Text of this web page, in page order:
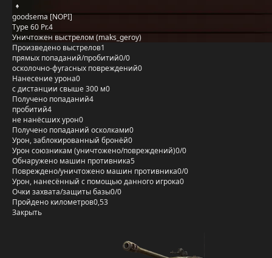
goodsema [NOPI]
Type 60 Pr.4
Уничтожен выстрелом (maks_geroy)
Произведено выстрелов1
прямых попаданий/пробитий0/0
осколочно-фугасных повреждений0
Нанесение урона0
с дистанции свыше 300 м0
Получено попаданий4
пробитий4
не нанёсших урон0
Получено попаданий осколками0
Урон, заблокированный бронёй0
Урон союзникам (уничтожено/повреждений)0/0
Обнаружено машин противника5
Повреждено/уничтожено машин противника0/0
Урон, нанесённый с помощью данного игрока0
Очки захвата/защиты базы0/0
Пройдено километров0,53
Закрыть